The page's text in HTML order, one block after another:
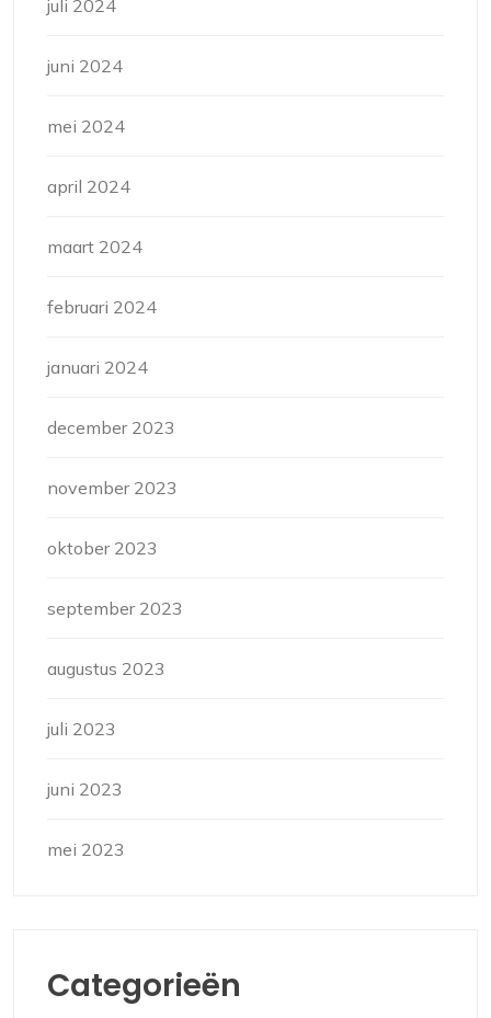
juli 2024
juni 2024
mei 2024
april 2024
maart 2024
februari 2024
januari 2024
december 2023
november 2023
oktober 2023
september 2023
augustus 2023
juli 2023
juni 2023
mei 2023
Categorieën